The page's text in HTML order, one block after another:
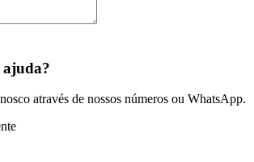
ajuda?
através de nossos números ou WhatsApp.